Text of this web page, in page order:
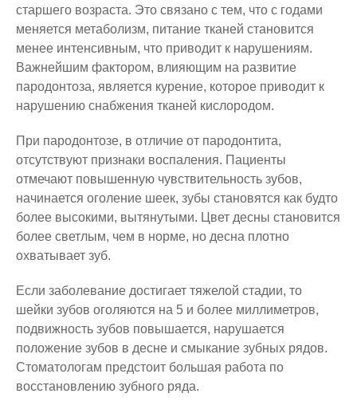
старшего возраста. Это связано с тем, что с годами
меняется метаболизм, питание тканей становится
менее интенсивным, что приводит к нарушениям.
Важнейшим фактором, влияющим на развитие
пародонтоза, является курение, которое приводит к
нарушению снабжения тканей кислородом.
При пародонтозе, в отличие от пародонтита,
отсутствуют признаки воспаления. Пациенты
отмечают повышенную чувствительность зубов,
начинается оголение шеек, зубы становятся как будто
более высокими, вытянутыми. Цвет десны становится
более светлым, чем в норме, но десна плотно
охватывает зуб.
Если заболевание достигает тяжелой стадии, то
шейки зубов оголяются на 5 и более миллиметров,
подвижность зубов повышается, нарушается
положение зубов в десне и смыкание зубных рядов.
Стоматологам предстоит большая работа по
восстановлению зубного ряда.